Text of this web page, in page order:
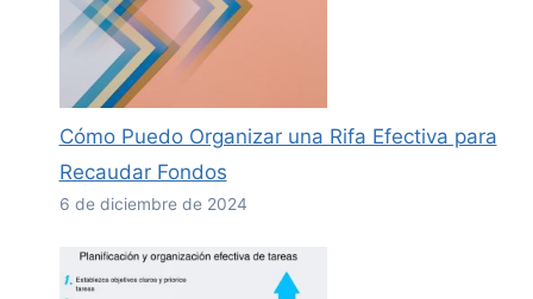
Cómo Puedo Organizar una Rifa Efectiva para
Recaudar Fondos
6 de diciembre de 2024